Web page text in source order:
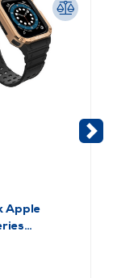
Apple
(GP-